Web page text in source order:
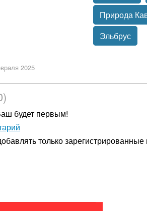
Природа
Эльбрус
2025
будет первым!
толькозарегистрированные